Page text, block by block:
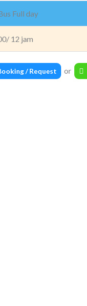
Full day
12 jam
/ Request or